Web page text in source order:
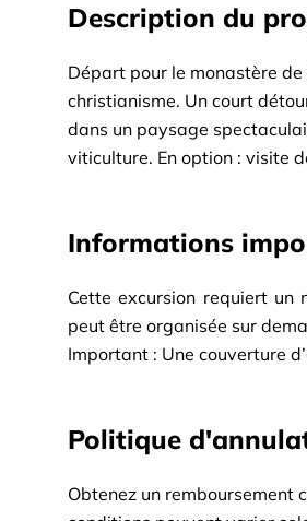
Description du
Départ pour le monastère
christianisme. Un court
dans un paysage
viticulture. En option : visite
construction unique,
Informations
Cette excursion requiert
peut être organisée sur
Important : Une couverture
Politique
Obtenez un remboursement